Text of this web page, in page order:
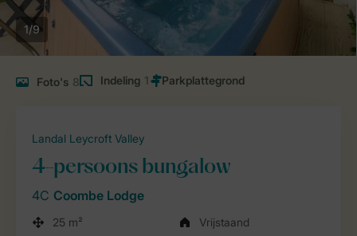
1/9
Foto's 8 Indeling 1
Landal Leycroft Valley
4-persoons bungalow
4C Coombe Lodge
25 m²
Vrijstaand